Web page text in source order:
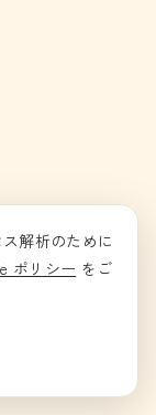
解析のために
ポリシー をご